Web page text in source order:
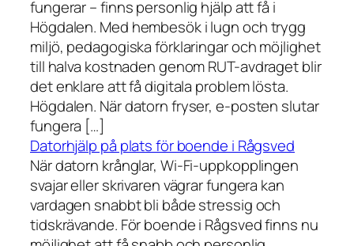
fungerar – finns personlig hjälp att få i
Högdalen. Med hembesök i lugn och trygg
miljö, pedagogiska förklaringar och möjlighet
till halva kostnaden genom RUT-avdraget blir
det enklare att få digitala problem lösta.
Högdalen. När datorn fryser, e-posten slutar
fungera […]
Datorhjälp på plats för boende i Rågsved
När datorn krånglar, Wi-Fi-uppkopplingen
svajar eller skrivaren vägrar fungera kan
vardagen snabbt bli både stressig och
tidskrävande. För boende i Rågsved finns nu